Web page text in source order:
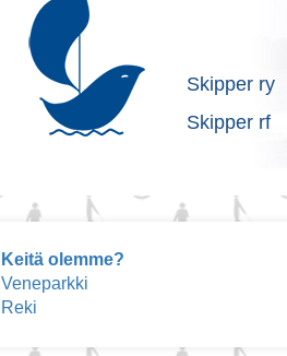
Skipper ry
Skipper rf
Keitä olemme?
Veneparkki
Reki